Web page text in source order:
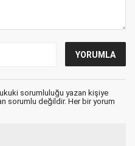
sorumluluğu yazan kişiye
sorumlu değildir. Her bir yorum